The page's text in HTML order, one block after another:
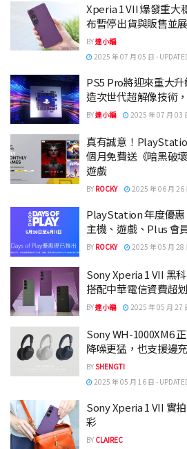
Xperia 1 VII 爆發重大
布暫停出貨與販售並
BY達小編
2025 年 07 月 05 日 -
PS5 Pro將迎來重大
造次世代超解像技術
BY達小編 2025 年 07 月 03
真有誠意！
個月免費送《暗黑破
遊戲
BY ROCKY 2025 年 06 月 26
PlayStation 年度優惠
主機、遊戲、Plus 會
BY ROCKY 2025 年 05 月 28
Sony Xperia 1 VII 黑
搭配中華電信資費超
BY達小編 2025 年 05 月 27
Sony WH-1000XM6
降噪更猛，也支援邊
BYSHENGTI
2025 年 05 月 16 日 -
Sony Xperia 1 VII 實
彩
BY CLAIREC